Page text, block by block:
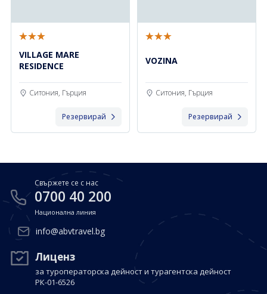
VILLAGE MARE
RESIDENCE
Ситония, Гърция
Резервирай
VOZINA
Ситония, Гърция
Резервирай
Свържете се с нас
0700 40 200
Национална линия
info@abvtravel.bg
Лиценз
за туроператорска дейност и турагентска дейност
РК-01-6526